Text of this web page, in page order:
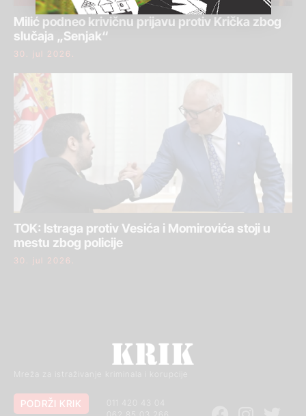
Milić podneo krivičnu prijavu protiv Krička zbog
slučaja „Senjak“
30. jul 2026.
TOK: Istraga protiv Vesića i Momirovića stoji u
mestu zbog policije
30. jul 2026.
Mreža za istraživanje kriminala i korupcije
011 420 43 04
PODRŽI KRIK